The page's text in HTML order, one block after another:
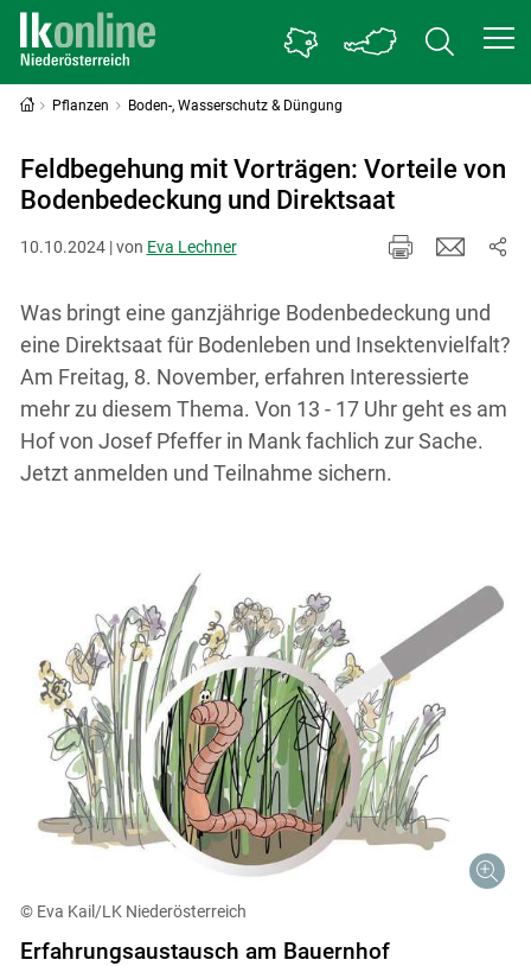
Pflanzen Boden-, Wasserschutz & Düngung
Feldbegehung mit Vorträgen: Vorteile von
Bodenbedeckung und Direktsaat
10.10.2024 | von Eva Lechner
Was bringt eine ganzjährige Bodenbedeckung und
eine Direktsaat für Bodenleben und Insektenvielfalt?
Am Freitag, 8. November, erfahren Interessierte
mehr zu diesem Thema. Von 13 - 17 Uhr geht es am
Hof von Josef Pfeffer in Mank fachlich zur Sache.
Jetzt anmelden und Teilnahme sichern.
© Eva Kail/LK Niederösterreich
Erfahrungsaustausch am Bauernhof